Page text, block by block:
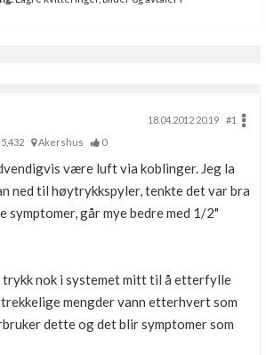
18.04.2012 20.19
#1
5,432
Akershus 0
være luft via koblinger. Jeg la
ned til høytrykkspyler, tenkte det var bra
symptomer, går mye bedre med 1/2"
nok i systemet mitt til å etterfylle
mengder vann etterhvert som
dette og det blir symptomer som